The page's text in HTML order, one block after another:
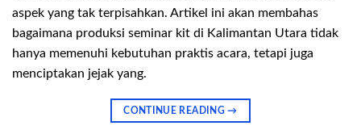
aspek yang tak terpisahkan. Artikel ini akan membahas
bagaimana produksi seminar kit di Kalimantan Utara tidak
hanya memenuhi kebutuhan praktis acara, tetapi juga
menciptakan jejak yang.
CONTINUE READING→